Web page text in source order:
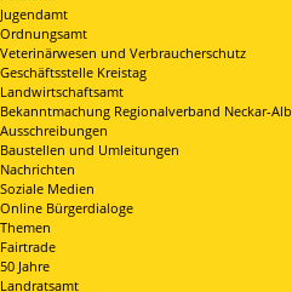
Jugendamt
Ordnungsamt
Veterinärwesen und Verbraucherschutz
Geschäftsstelle Kreistag
Landwirtschaftsamt
Bekanntmachung Regionalverband Neckar-Alb
Ausschreibungen
Baustellen und Umleitungen
Nachrichten
Soziale Medien
Online Bürgerdialoge
Themen
Fairtrade
50 Jahre
Landratsamt